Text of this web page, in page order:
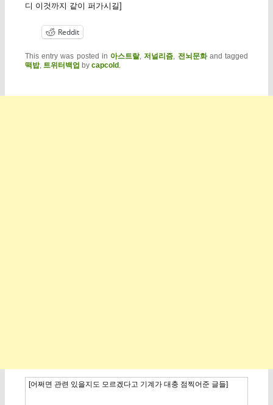
디 이것까지 같이 퍼가시길]
Reddit
This entry was posted in 아스트랄,저널리즘 전뇌문화and tagged
떡밥, 트위터백업 by capcold.
[어쩌면 관련 있을지도 모르겠다고 기계가 대충 점찍어준 글들]